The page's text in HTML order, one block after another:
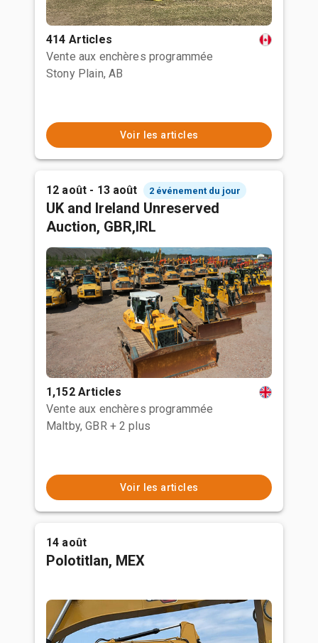
414 Articles
Vente aux enchères programmée
Stony Plain, AB
Voir les articles
12 août - 13 août 2 événement du jour
UK and Ireland Unreserved
Auction, GBR,IRL
1,152 Articles
Vente aux enchères programmée
Maltby, GBR + 2 plus
Voir les articles
14 août
Polotitlan, MEX